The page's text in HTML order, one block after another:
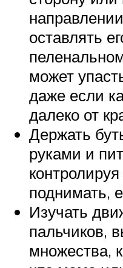
оставлять
может
даже если
далеко от
Держать
руками и
поднимать,
Изучать
пальчиков,
множества,